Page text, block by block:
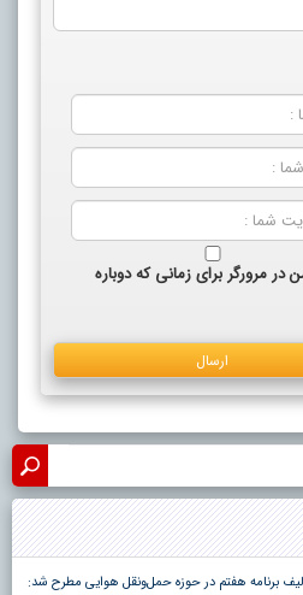
مرورگر برای زمانی که دوباره
برنامه هفتم در حوزه حمل‌ونقل هوایی مطرح شد: